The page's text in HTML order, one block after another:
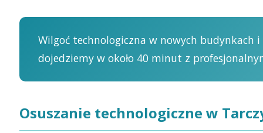
Wilgoć technologiczna w nowych
dojedziemy w około 40 minut z
Osuszanie technologiczne w